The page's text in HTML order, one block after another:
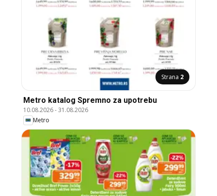
Strana 2
Metro katalog Spremno za upotrebu
10.08.2026-31.08.2026
Metro